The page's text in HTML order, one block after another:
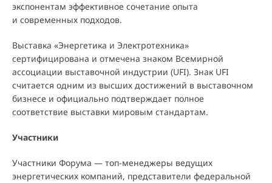
экспонентам эффективное сочетание опыта
и современных подходов.
Выставка «Энергетика и Электротехника»
сертифицирована и отмечена знаком Всемирной
ассоциации выставочной индустрии (UFI). Знак UFI
считается одним из высших достижений в выставочном
бизнесе и официально подтверждает полное
соответствие выставки мировым стандартам.
Участники
Участники Форума — топ-менеджеры ведущих
энергетических компаний, представители федеральной